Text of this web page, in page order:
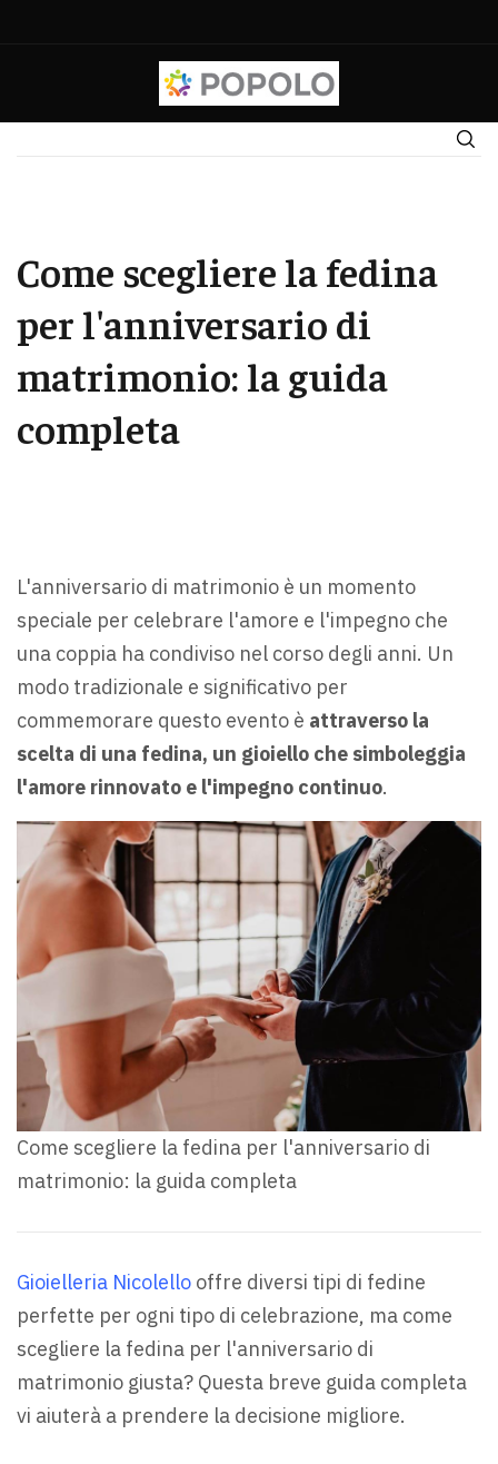
Come scegliere la fedina
per l'anniversario di
matrimonio: la guida
completa
L'anniversario di matrimonio è un momento
speciale per celebrare l'amore e l'impegno che
una coppia ha condiviso nel corso degli anni. Un
modo tradizionale e significativo per
commemorare questo evento è attraverso la
scelta di una fedina, un gioiello che simboleggia
l'amore rinnovato e l'impegno continuo.
Come scegliere la fedina per l'anniversario di
matrimonio: la guida completa
Gioielleria Nicolello offre diversi tipi di fedine
perfette per ogni tipo di celebrazione, ma come
scegliere la fedina per l'anniversario di
matrimonio giusta? Questa breve guida completa
vi aiuterà a prendere la decisione migliore.